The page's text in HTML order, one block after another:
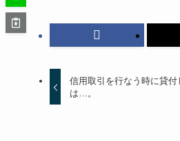
信用取引を行なう時に貸
は…。